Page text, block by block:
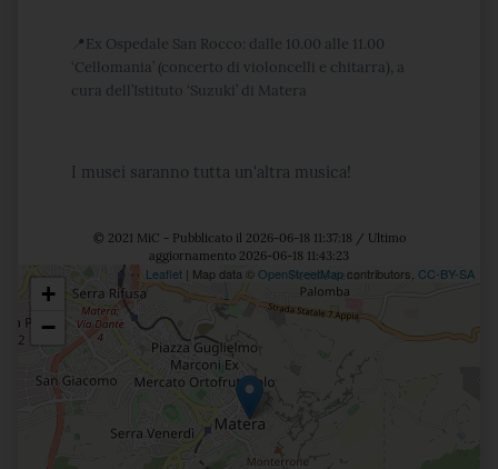
📍Ex Ospedale San Rocco: dalle 10.00 alle 11.00
‘Cellomania’ (concerto di violoncelli e chitarra), a
cura dell’Istituto ‘Suzuki’ di Matera
I musei saranno tutta un'altra musica!
© 2021 MiC - Pubblicato il 2026-06-18 11:37:18 / Ultimo
aggiornamento 2026-06-18 11:43:23
Posizione
+
−
Leaflet | Map data © OpenStreetMapcontributors, CC-BY-SA